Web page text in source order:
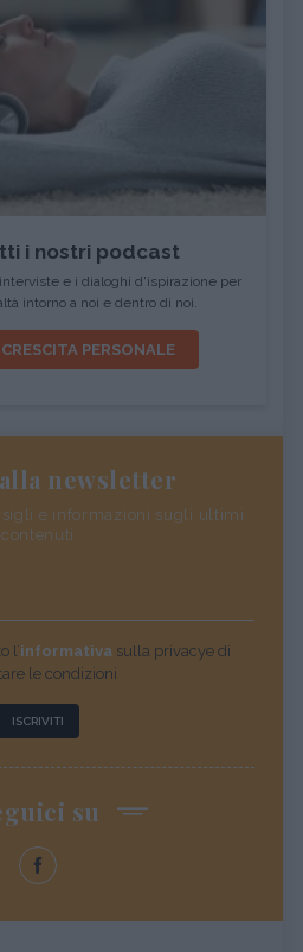
i nostri podcast
e i dialoghi d'ispirazione per
intorno a noi e dentro di noi.
PERSONALE
newsletter
e informazioni sugli ultimi
contenuti
l’informativa sulla privacye di
le condizioni
ISCRIVITI
su